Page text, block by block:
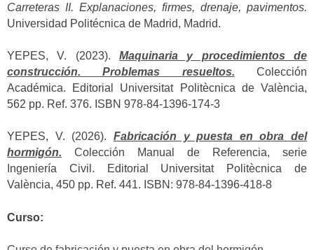
Carreteras II. Explanaciones, firmes, drenaje, pavimentos.
Universidad Politécnica de Madrid, Madrid.
YEPES, V. (2023). Maquinaria y procedimientos de
construcción. Problemas resueltos. Colección
Académica. Editorial Universitat Politècnica de València,
562 pp. Ref. 376. ISBN 978-84-1396-174-3
YEPES, V. (2026). Fabricación y puesta en obra del
hormigón. Colección Manual de Referencia, serie
Ingeniería Civil. Editorial Universitat Politècnica de
València, 450 pp. Ref. 441. ISBN: 978-84-1396-418-8
Curso: